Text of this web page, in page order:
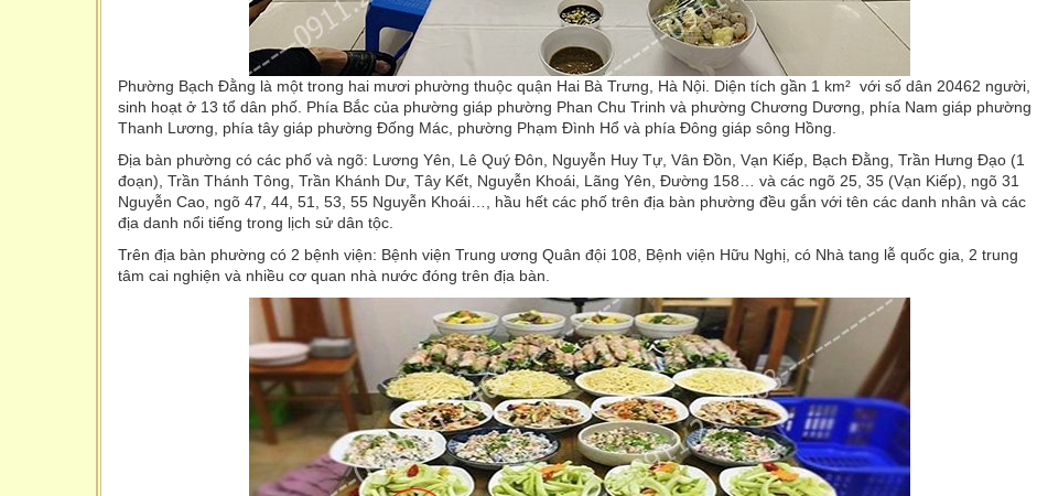
Phường Bạch Đằng là một trong hai mươi phường thuộc quận Hai Bà Trưng, Hà Nội. Diện tích gần 1 km² với số dân 20462 người,
sinh hoạt ở 13 tổ dân phố. Phía Bắc của phường giáp phường Phan Chu Trinh và phường Chương Dương, phía Nam giáp phường
Thanh Lương, phía tây giáp phường Đống Mác, phường Phạm Đình Hổ và phía Đông giáp sông Hồng.
Địa bàn phường có các phố và ngõ: Lương Yên, Lê Quý Đôn, Nguyễn Huy Tự, Vân Đồn, Vạn Kiếp, Bạch Đằng, Trần Hưng Đạo (1
đoạn), Trần Thánh Tông, Trần Khánh Dư, Tây Kết, Nguyễn Khoái, Lãng Yên, Đường 158… và các ngõ 25, 35 (Vạn Kiếp), ngõ 31
Nguyễn Cao, ngõ 47, 44, 51, 53, 55 Nguyễn Khoái…, hầu hết các phố trên địa bàn phường đều gắn với tên các danh nhân và các
địa danh nổi tiếng trong lịch sử dân tộc.
Trên địa bàn phường có 2 bệnh viện: Bệnh viện Trung ương Quân đội 108, Bệnh viện Hữu Nghị, có Nhà tang lễ quốc gia, 2 trung
tâm cai nghiện và nhiều cơ quan nhà nước đóng trên địa bàn.